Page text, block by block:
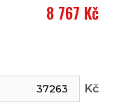
8 767 Kč
Kč